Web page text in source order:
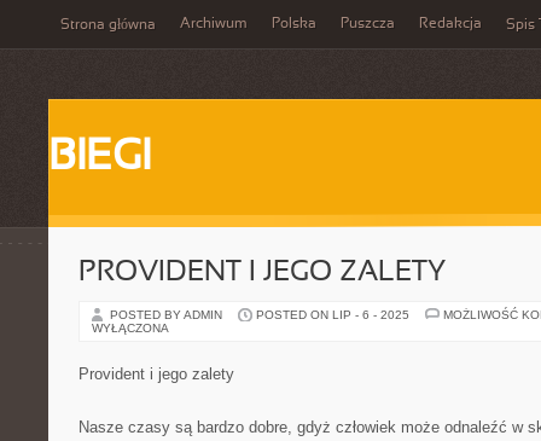
Strona główna Archiwum Polska Puszcza Redakcja Spis
BIEGI
PROVIDENT I JEGO ZALETY
POSTED BY ADMIN POSTED ON LIP - 6 - 2025
MOŻLIWOŚĆ
WYŁĄCZONA
Provident i jego zalety
Nasze czasy są bardzo dobre, gdyż człowiek może odnaleźć w